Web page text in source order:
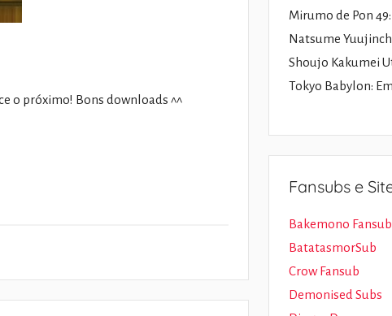
o próximo! Bons downloads ^^
Mirumo de Pon
Natsume
Shoujo Kakumei
Tokyo Babylon:
Fansubs e
Bakemono Fansub
BatatasmorSub
Crow Fansub
Demonised Subs